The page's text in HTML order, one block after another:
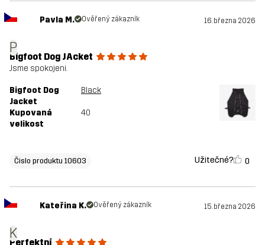
P
Pavla M. Ověřený zákazník 16. března 2026
Bigfoot Dog JAcket
Jsme spokojeni.
Bigfoot Dog
Jacket
Black
Kupovaná
velikost
40
Čislo produktu 10603 Užitečné? 0
K
Kateřina K. Ověřený zákazník 15. března 2026
Perfektní